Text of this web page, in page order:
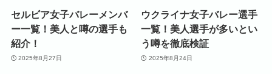
セルビア女子バレーメンバ
ー一覧！美人と噂の選手も
紹介！
2025年8月27日
ウクライナ女子バレー選手
一覧！美人選手が多いとい
う噂を徹底検証
2025年8月24日